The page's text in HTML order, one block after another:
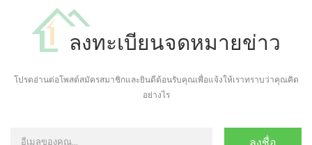
ลงทะเบียนจดหมายข่าว
โปรดอ่านต่อโพสต์สมัครสมาชิกและยินดีต้อนรับคุณเพื่อแจ้งให้เราทราบว่าคุณคิด
อย่างไร